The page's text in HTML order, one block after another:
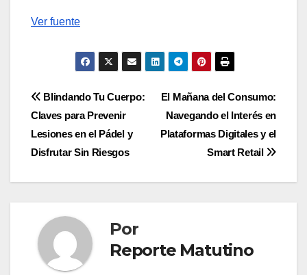
Navegación
entradas
Ver fuente
Navegación
de
entradas
El Mañana del Consumo:
Navegando el Interés en
Plataformas Digitales y el
Smart Retail
Blindando Tu Cuerpo:
Claves para Prevenir
Lesiones en el Pádel y
Disfrutar Sin Riesgos
Por
Reporte Matutino